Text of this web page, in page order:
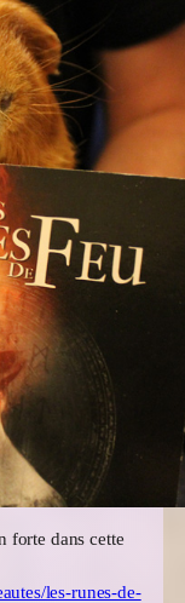
forte dans cette
les-runes-de-